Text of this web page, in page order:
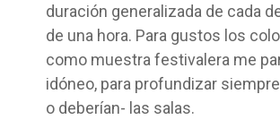
duración generalizada de cada
de una hora. Para gustos los
como muestra festivalera me
idóneo, para profundizar
o deberían- las salas.